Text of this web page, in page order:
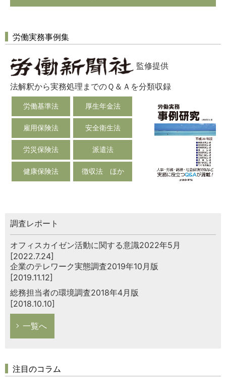
労働実務事例集
監修提供
法解釈から実務処理までのＱ＆Ａを分類収録
労働基準法 厚生年金法
雇用保険法 安全衛生法
労災保険法 派遣法
健康保険法 徴収法 ほか
調査レポート
オフィスカイゼン活動に関する意識2022年5月
[2022.7.24]
企業のテレワーク実態調査2019年10月版
[2019.11.12]
総務担当者の環境調査2018年4月版
[2018.10.10]
一覧へ
注目のコラム